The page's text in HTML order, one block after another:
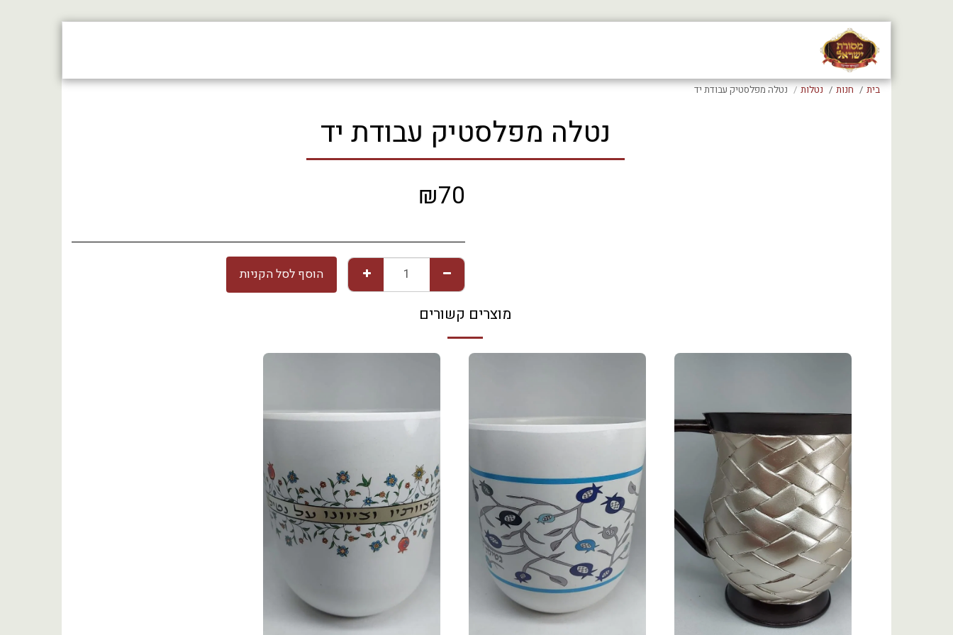
בית חנות נטלות נטלה מפלסטיק עבודת יד
נטלה מפלסטיק עבודת יד
₪70
הוסף לסל הקניות
מוצרים קשורים